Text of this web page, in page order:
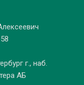
г., наб.
АБ